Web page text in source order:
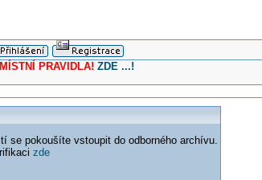
PRAVIDLA! ZDE ...!
se pokoušíte vstoupit do odborného archívu.
zde